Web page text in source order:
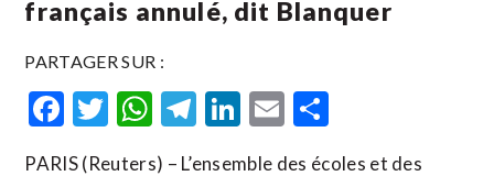
français annulé, dit Blanquer
PARTAGER SUR :
Facebook
Twitter
WhatsApp
Telegram
LinkedIn
Email
PARIS (Reuters) – L’ensemble des écoles et des